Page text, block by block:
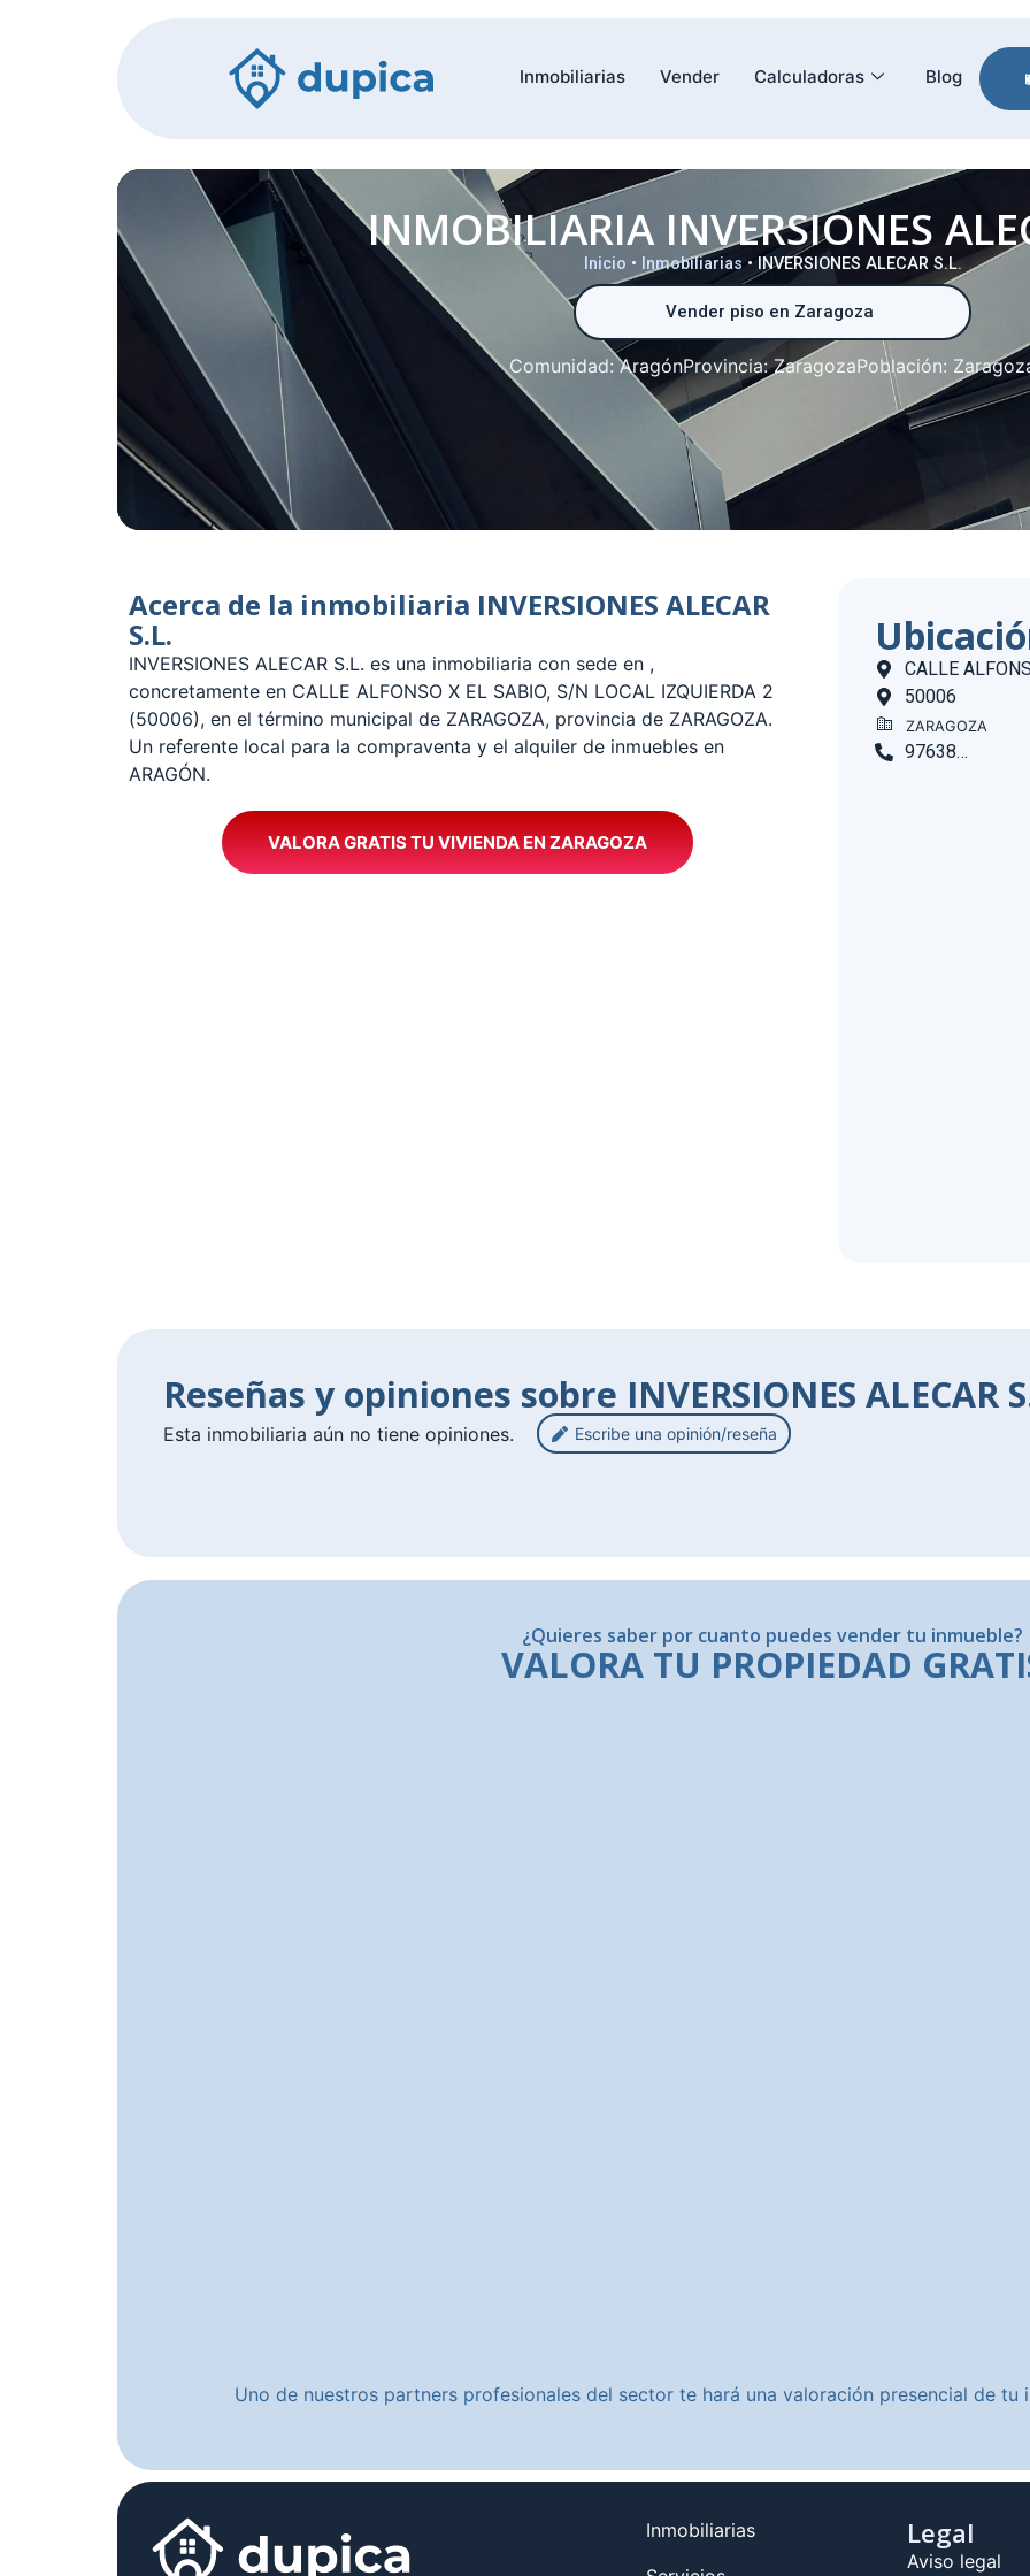
Inmobiliarias Vender Calculadoras Blog
INMOBILIARIA INVERSIONES
Inicio • Inmobiliarias•INVERSIONES ALECAR S.L.
Vender piso en Zaragoza
Comunidad:AragónProvincia:ZaragozaPoblación:
Acerca de la inmobiliaria INVERSIONES ALECAR
S.L.
­INVERSIONES ALECAR S.L. es una inmobiliaria con sede en ,
concretamente en CALLE ALFONSO X EL SABIO, S/N LOCAL IZQUIERDA 2
(50006), en el término municipal de ZARAGOZA, provincia de ZARAGOZA.
Un referente local para la compraventa y el alquiler de inmuebles en
ARAGÓN.
VALORA GRATIS TU VIVIENDA EN ZARAGOZA
CALLE
50006
ZARAGOZA
976381253
Reseñas y opiniones sobre INVERSIONES ALECAR
Esta inmobiliaria aún no tiene opiniones. Escribe una opinión/reseña
¿Quieres saber por cuanto puedes vender tu inmueble?
VALORA TU PROPIEDAD
Uno de nuestros partners profesionales del sector te hará una valoración presencial de tu
Inmobiliarias
Legal
Aviso legal